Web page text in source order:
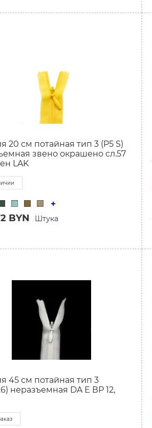
20 см потайная тип 3 (P5 S)
звено окрашено сл.57
LAK
BYN Штука
45 см потайная тип 3
неразъемная DA Е ВР 12,